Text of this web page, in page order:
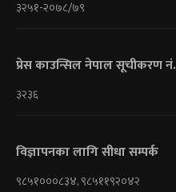
३२५१-२०७८/७९
प्रेस काउन्सिल नेपाल सूचीकरण नं.
३२३६
विज्ञापनका लागि सीधा सम्पर्क
९८५१०००८३४, ९८५११९२०४२